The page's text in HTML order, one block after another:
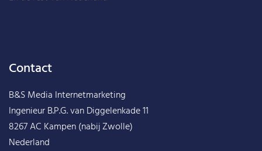
Contact
B&S Media Internetmarketing
Ingenieur B.P.G. van Diggelenkade 11
8267 AC Kampen (nabij Zwolle)
Nederland